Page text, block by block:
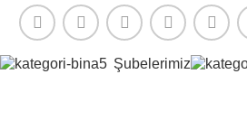
Şubelerimiz